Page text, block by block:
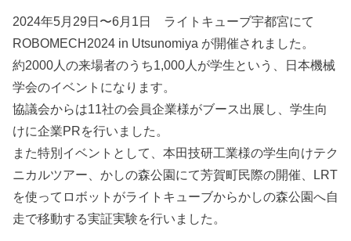
2024年5月29日〜6月1日 ライトキューブ宇都宮にて
ROBOMECH2024 in Utsunomiya が開催されました。
約2000人の来場者のうち1,000人が学生という、日本機械
学会のイベントになります。
協議会からは11社の会員企業様がブース出展し、学生向
けに企業PRを行いました。
また特別イベントとして、本田技研工業様の学生向けテク
ニカルツアー、かしの森公園にて芳賀町民際の開催、LRT
を使ってロボットがライトキューブからかしの森公園へ自
走で移動する実証実験を行いました。